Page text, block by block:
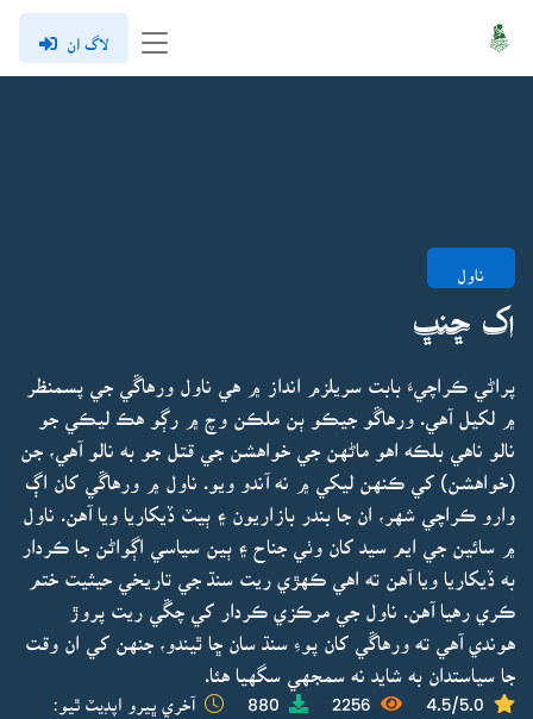
لاگ ان
ناول
اک ڇنڀ
پراڻي ڪراچيءَ بابت سريلزم انداز ۾ هي ناول ورهاڱي جي پسمنظر
۾ لکيل آهي. ورهاڱو جيڪو ٻن ملڪن وچ ۾ رڳو هڪ ليڪي جو
نالو ناهي بلڪه اهو ماڻهن جي خواهشن جي قتل جو به نالو آهي، جن
(خواهشن) کي ڪنهن ليکي ۾ نه آندو ويو. ناول ۾ ورهاڱي کان اڳ
وارو ڪراچي شهر، ان جا بندر بازاريون ۽ ٻيٽ ڏيکاريا ويا آهن. ناول
۾ سائين جي ايم سيد کان وٺي جناح ۽ ٻين سياسي اڳواڻن جا ڪردار
به ڏيکاريا ويا آهن ته اهي ڪهڙي ريت سنڌ جي تاريخي حيثيت ختم
ڪري رهيا آهن. ناول جي مرڪزي ڪردار کي چڱي ريت پروڙ
هوندي آهي ته ورهاڱي کان پوءِ سنڌ سان ڇا ٿيندو، جنهن کي ان وقت
جا سياستدان به شايد نه سمجهي سگهيا هئا.
4.5/5.0
2256
880 آخري ڀيرو اپڊيٽ ٿيو: